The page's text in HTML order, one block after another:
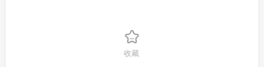
收藏